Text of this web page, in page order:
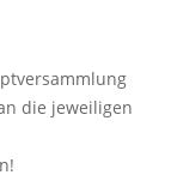
die jeweiligen